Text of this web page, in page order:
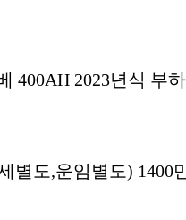
400AH 2023년식 부
별도,운임별도) 1400